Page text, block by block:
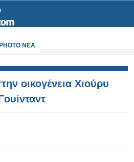
PHOTO NEA
οικογένεια Χιούρυ